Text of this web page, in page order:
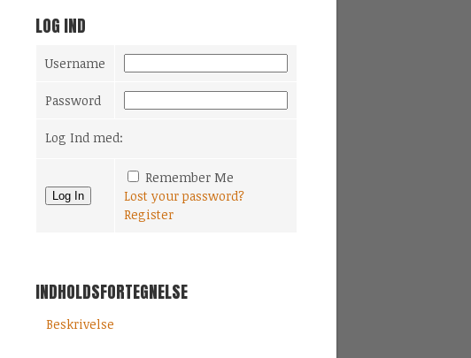
LOG IND
Username
Password
Log Ind med:
Remember Me
Lost your password?
Register
INDHOLDSFORTEGNELSE
Beskrivelse